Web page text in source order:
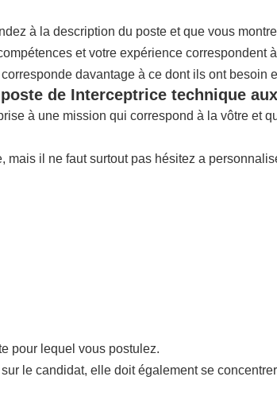
à la description du poste et que vous
et votre expérience correspondent
davantage à ce dont ils ont besoin
de Interceptrice technique
à une mission qui correspond à la vôtre et
il ne faut surtout pas hésitez a
pour lequel vous postulez.
le candidat, elle doit également se